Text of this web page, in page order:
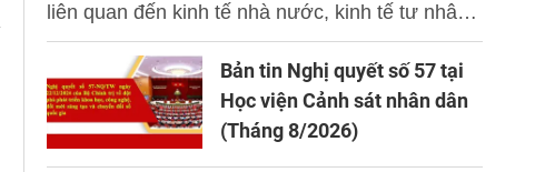
liên quan đến kinh tế nhà nước, kinh tế tư nhân
và ứng dụng khoa học công nghệ, đổi mới sáng
tạo và chuyển đổi số.Bản tin Nghị quyết số 57 tại
Học viện Cảnh sát nhân dân
(Tháng 8/2026)